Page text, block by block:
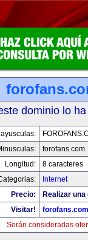
dominio lo
forofans.com
Longitud:
8 caracteres
Internet
Precio:
Realizar
Visitar!
forofans.com
Serán consideradas